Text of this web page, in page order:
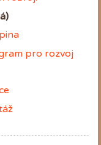
pro rozvoj